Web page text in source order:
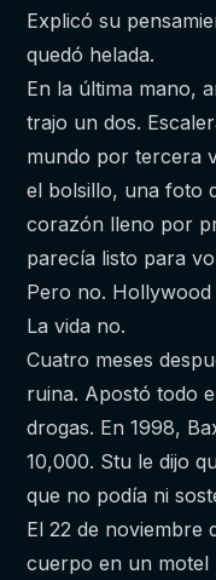
Explicó su
quedó helada.
En la última mano,
trajo un dos.
mundo por tercera
el bolsillo, una foto
corazón lleno por
parecía listo para
Pero no.
La vida no.
Cuatro meses
ruina. Apostó todo
drogas. En 1998,
10,000. Stu le dijo
que no podía ni
El 22 de noviembre
cuerpo en un motel